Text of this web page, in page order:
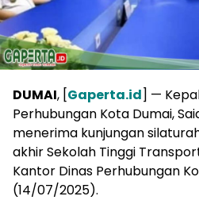
DUMAI, [Gaperta.id] —
Perhubungan Kota Dumai,
menerima kunjungan
akhir Sekolah Tinggi
Kantor Dinas Perhubungan
(14/07/2025).